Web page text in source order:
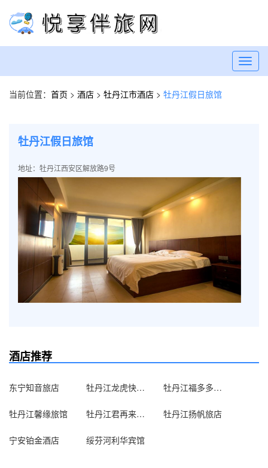
当前位置： 首页 > 酒店 > 牡丹江市酒店 > 牡丹江假日旅馆
牡丹江假日旅馆
地址：牡丹江西安区解放路9号
酒店推荐
东宁知音旅店 牡丹江龙虎快捷旅馆(东五店) 牡丹江福多多驿馆
牡丹江馨缘旅馆 牡丹江君再来旅店 牡丹江扬帆旅店
宁安铂金酒店 绥芬河利华宾馆